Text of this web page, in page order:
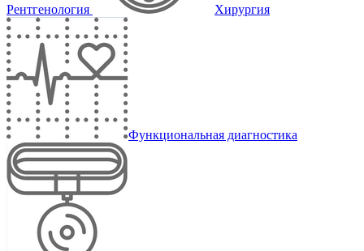
Рентгенология Хирургия
Функциональная диагностика